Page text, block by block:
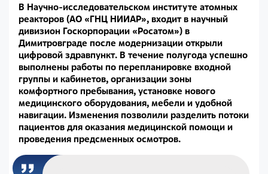
В Научно-исследовательском институте атомных
реакторов (АО «ГНЦ НИИАР», входит в научный
дивизион Госкорпорации «Росатом») в
Димитровграде после модернизации открыли
цифровой здравпункт. В течение полугода успешно
выполнены работы по перепланировке входной
группы и кабинетов, организации зоны
комфортного пребывания, установке нового
медицинского оборудования, мебели и удобной
навигации. Изменения позволили разделить потоки
пациентов для оказания медицинской помощи и
проведения предсменных осмотров.